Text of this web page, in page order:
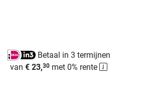
Betaal in 3 termijnen
van € 23,30met 0% rente